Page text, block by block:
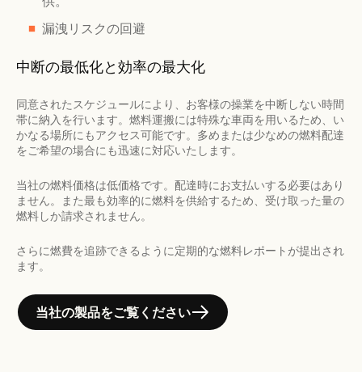
漏洩リスクの回避
中断の最低化と効率の最大化
同意されたスケジュールにより、お客様の操業を中断しない時間
帯に納入を行います。燃料運搬には特殊な車両を用いるため、い
かなる場所にもアクセス可能です。多めまたは少なめの燃料配達
をご希望の場合にも迅速に対応いたします。
当社の燃料価格は低価格です。配達時にお支払いする必要はあり
ません。また最も効率的に燃料を供給するため、受け取った量の
燃料しか請求されません。
さらに燃費を追跡できるように定期的な燃料レポートが提出され
ます。
当社の製品をご覧ください